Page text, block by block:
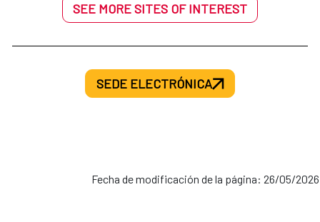
SEE MORE SITES OF INTEREST
SEDE ELECTRÓNICA
Fecha de modificación de la página: 26/05/2026